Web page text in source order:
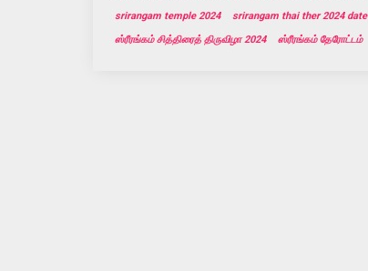
srirangam temple 2024
srirangam thai ther 2024 date
ஸ்ரீரங்கம் சித்திரைத் திருவிழா 2024
ஸ்ரீரங்கம் தேரோட்டம்